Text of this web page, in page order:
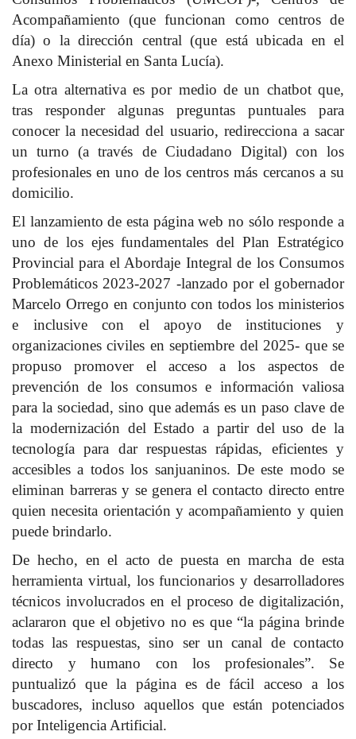
Acompañamiento (que funcionan como centros de
día) o la dirección central (que está ubicada en el
Anexo Ministerial en Santa Lucía).
La otra alternativa es por medio de un chatbot que,
tras responder algunas preguntas puntuales para
conocer la necesidad del usuario, redirecciona a sacar
un turno (a través de Ciudadano Digital) con los
profesionales en uno de los centros más cercanos a su
domicilio.
El lanzamiento de esta página web no sólo responde a
uno de los ejes fundamentales del Plan Estratégico
Provincial para el Abordaje Integral de los Consumos
Problemáticos 2023-2027 -lanzado por el gobernador
Marcelo Orrego en conjunto con todos los ministerios
e inclusive con el apoyo de instituciones y
organizaciones civiles en septiembre del 2025- que se
propuso promover el acceso a los aspectos de
prevención de los consumos e información valiosa
para la sociedad, sino que además es un paso clave de
la modernización del Estado a partir del uso de la
tecnología para dar respuestas rápidas, eficientes y
accesibles a todos los sanjuaninos. De este modo se
eliminan barreras y se genera el contacto directo entre
quien necesita orientación y acompañamiento y quien
puede brindarlo.
De hecho, en el acto de puesta en marcha de esta
herramienta virtual, los funcionarios y desarrolladores
técnicos involucrados en el proceso de digitalización,
aclararon que el objetivo no es que “la página brinde
todas las respuestas, sino ser un canal de contacto
directo y humano con los profesionales”. Se
puntualizó que la página es de fácil acceso a los
buscadores, incluso aquellos que están potenciados
por Inteligencia Artificial.